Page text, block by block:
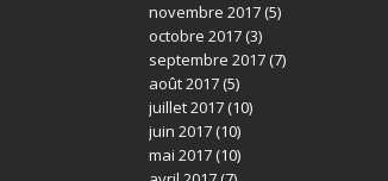
novembre 2017(5)
octobre 2017(3)
septembre 2017(7)
août 2017(5)
juillet 2017(10)
juin 2017(10)
mai 2017(10)